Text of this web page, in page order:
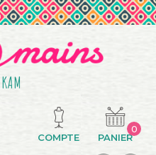
PANIER
0
COMPTE